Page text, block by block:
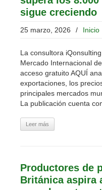
sigue creciendo
25 marzo, 2026 / Inicio
La consultora
Mercado Internacional
acceso gratuito AQUÍ
exportaciones, los
principales mercados
La publicación cuenta
Leer más
Productores de
Británica aspira